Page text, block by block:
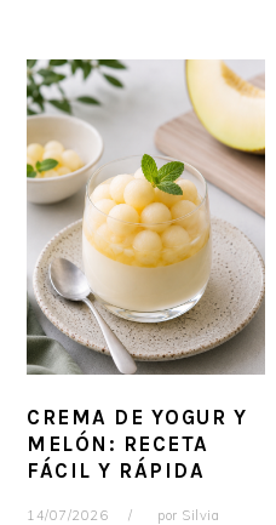
CREMA DE YOGUR Y
MELÓN: RECETA
FÁCIL Y RÁPIDA
14/07/2026 por Silvia